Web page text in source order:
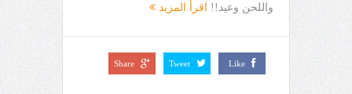
واللحن وعيد!! اقرأ المزيد
Like
Tweet
Share